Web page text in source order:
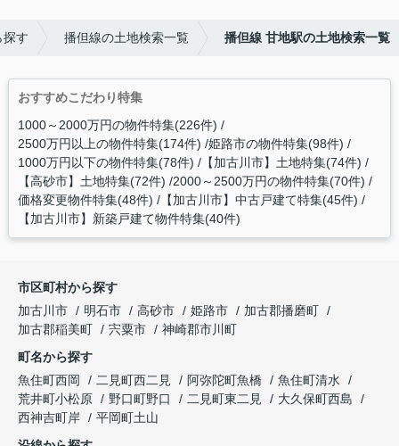
探す 播但線の土地検索一覧 播但線 甘地駅の土地検索一覧
おすすめこだわり特集
1000～2000万円の物件特集(226件)
2500万円以上の物件特集(174件) 姫路市の物件特集(98件)
1000万円以下の物件特集(78件) 【加古川市】土地特集(74件)
【高砂市】土地特集(72件) 2000～2500万円の物件特集(70件)
価格変更物件特集(48件) 【加古川市】中古戸建て特集(45件)
【加古川市】新築戸建て物件特集(40件)
市区町村から探す
加古川市
明石市 高砂市 姫路市
加古郡播磨町
加古郡稲美町
宍粟市
神崎郡市川町
町名から探す
魚住町西岡
二見町西二見 阿弥陀町魚橋
魚住町清水
荒井町小松原
野口町野口 二見町東二見
大久保町西島
西神吉町岸
平岡町土山